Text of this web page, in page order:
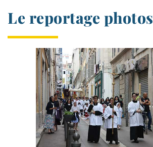
Le reportage photos